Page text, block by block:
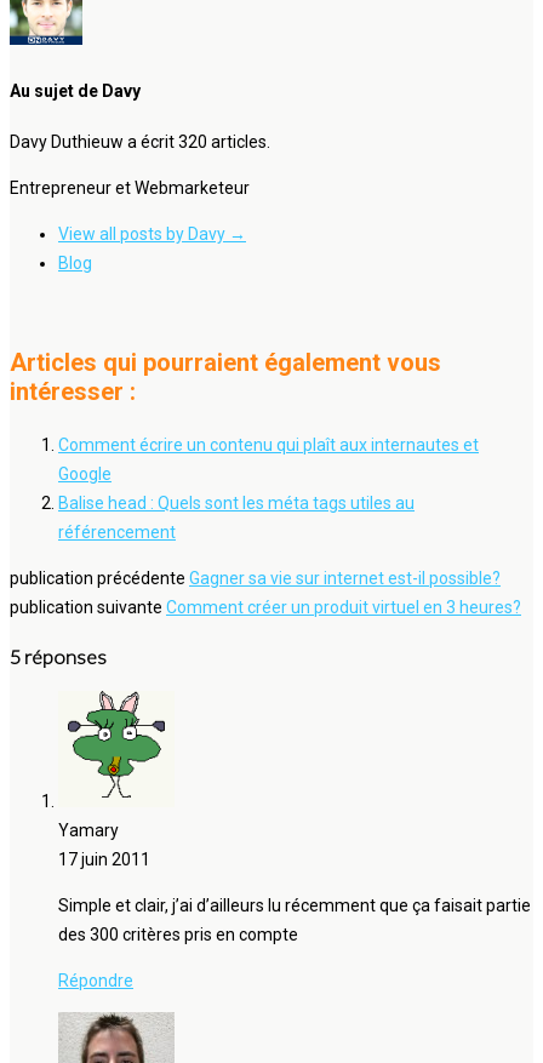
Au sujet de Davy
Davy Duthieuw a écrit 320 articles.
Entrepreneur et Webmarketeur
View all posts by Davy →
Blog
Articles qui pourraient également vous
intéresser :
Comment écrire un contenu qui plaît aux internautes et
Google
Balise head : Quels sont les méta tags utiles au
référencement
publication précédente Gagner sa vie sur internet est-il possible?
publication suivante Comment créer un produit virtuel en 3 heures?
5 réponses
Yamary
17 juin 2011
Simple et clair, j’ai d’ailleurs lu récemment que ça faisait partie
des 300 critères pris en compte
Répondre